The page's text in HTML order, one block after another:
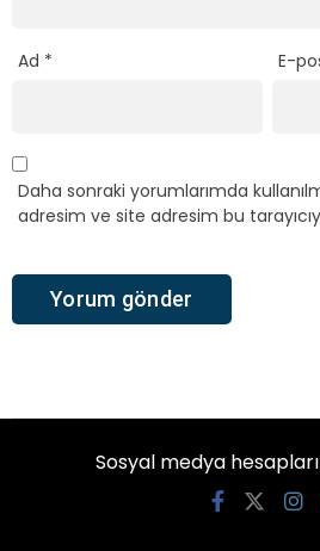
Ad * E-
Daha sonraki yorumlarımda
adresim ve site adresim bu
Sosyal medya